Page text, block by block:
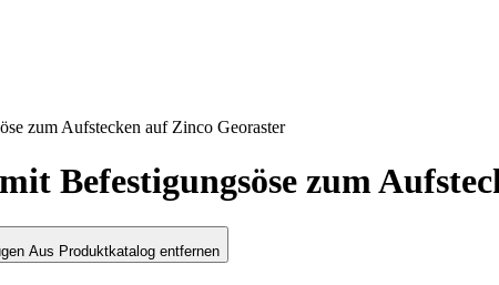
Befestigungsöse zum
Aus Produktkatalog entfernen